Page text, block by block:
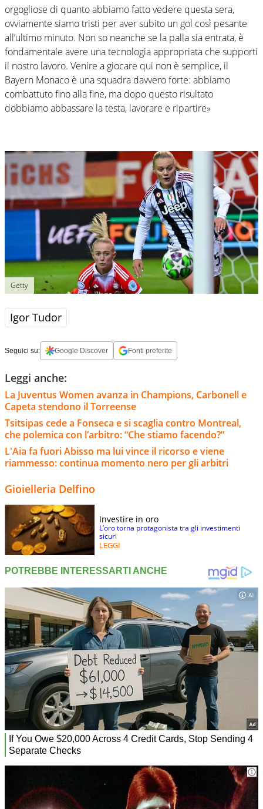
orgogliose di quanto abbiamo fatto vedere questa sera,
ovviamente siamo tristi per aver subito un gol così pesante
all’ultimo minuto. Non so neanche se la palla sia entrata, è
fondamentale avere una tecnologia appropriata che supporti
il nostro lavoro. Venire a giocare qui non è semplice, il
Bayern Monaco è una squadra davvero forte: abbiamo
combattuto fino alla fine, ma dopo questo risultato
dobbiamo abbassare la testa, lavorare e ripartire»
Getty
Igor Tudor
Seguici su: Google Discover Fonti preferite
Leggi anche:
La Juventus Women avanza in Champions, Carbonell e
Capeta stendono il Torreense
Tsitsipas cede a Fonseca e si scaglia contro Montreal,
che polemica con l’arbitro: “Che stiamo facendo?”
L'Aia fa fuori Abisso ma lui vince il ricorso e viene
riammesso: continua momento nero per gli arbitri
Gioielleria Delfino
Investire in oro
L’oro torna protagonista tra gli investimenti
sicuri
LEGGI